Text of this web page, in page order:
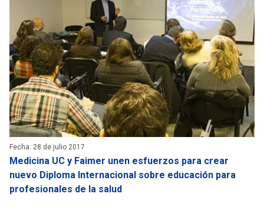
Fecha: 28 de julio 2017
Medicina UC y Faimer unen esfuerzos para crear
nuevo Diploma Internacional sobre educación para
profesionales de la salud